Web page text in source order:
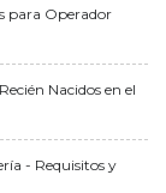
para Operador
Nacidos en el
- Requisitos y